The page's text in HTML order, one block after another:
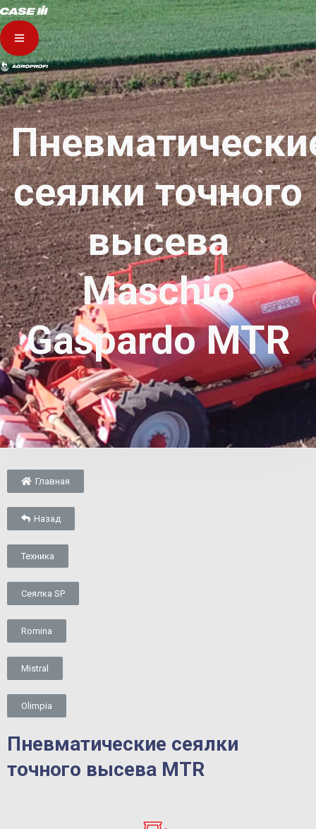
сеялки точного
высева
Maschio
Gaspardo MTR
Главная
Назад
Техника
Сеялка SP
Romina
Mistral
Olimpia
Пневматические сеялки
точного высева MTR